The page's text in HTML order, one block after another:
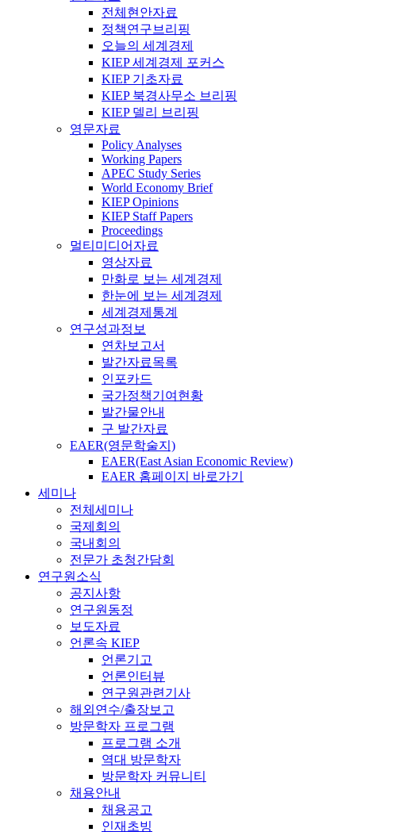
전체현안자료
정책연구브리핑
오늘의 세계경제
KIEP 세계경제 포커스
KIEP 기초자료
KIEP 북경사무소 브리핑
KIEP 델리 브리핑
영문자료
Policy Analyses
Working Papers
APEC Study Series
World Economy Brief
KIEP Opinions
KIEP Staff Papers
Proceedings
멀티미디어자료
영상자료
만화로 보는 세계경제
한눈에 보는 세계경제
세계경제통계
연구성과정보
연차보고서
발간자료목록
인포카드
국가정책기여현황
발간물안내
구 발간자료
EAER(영문학술지)
EAER(East Asian Economic Review)
EAER 홈페이지 바로가기
세미나
전체세미나
국제회의
국내회의
전문가 초청간담회
연구원소식
공지사항
연구원동정
보도자료
언론속 KIEP
언론기고
언론인터뷰
연구원관련기사
해외연수/출장보고
방문학자 프로그램
프로그램 소개
역대 방문학자
방문학자 커뮤니티
채용안내
채용공고
인재초빙